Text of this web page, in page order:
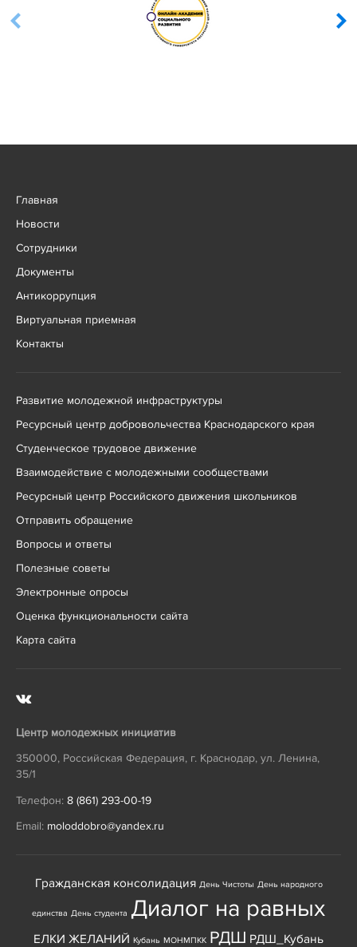
Главная
Новости
Сотрудники
Документы
Антикоррупция
Виртуальная приемная
Контакты
Развитие молодежной инфраструктуры
Ресурсный центр добровольчества Краснодарского края
Студенческое трудовое движение
Взаимодействие с молодежными сообществами
Ресурсный центр Российского движения школьников
Отправить обращение
Вопросы и ответы
Полезные советы
Электронные опросы
Оценка функциональности сайта
Карта сайта
Центр молодежных инициатив
350000, Российская Федерация, г. Краснодар, ул. Ленина,
35/1
Телефон: 8 (861) 293-00-19
Email: moloddobro@yandex.ru
Гражданская консолидация День Чистоты День народного
единства День студента Диалог на равных
ЕЛКИ ЖЕЛАНИЙ Кубань МОНМПКК РДШ РДШ_Кубань